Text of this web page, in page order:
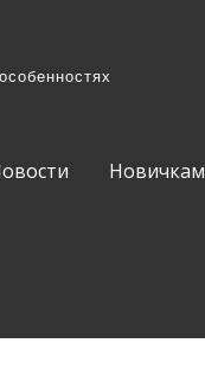
Новичкам